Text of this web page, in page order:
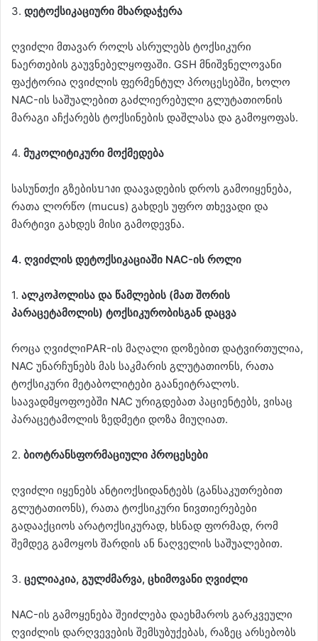
3. დეტოქსიკაციური მხარდაჭერა
ღვიძლი მთავარ როლს ასრულებს ტოქსიკური
ნაერთების გაუვნებელყოფაში. GSH მნიშვნელოვანი
ფაქტორია ღვიძლის ფერმენტულ პროცესებში, ხოლო
NAC-ის საშუალებით გაძლიერებული გლუტათიონის
მარაგი აჩქარებს ტოქსინების დაშლასა და გამოყოფას.
4. მუკოლიტიკური მოქმედება
სასუნთქი გზებისบางი დაავადების დროს გამოიყენება,
რათა ლორწო (mucus) გახდეს უფრო თხევადი და
მარტივი გახდეს მისი გამოდევნა.
4. ღვიძლის დეტოქსიკაციაში NAC-ის როლი
1. ალკოჰოლისა და წამლების (მათ შორის
პარაცეტამოლის) ტოქსიკურობისგან დაცვა
როცა ღვიძლიPAR-ის მაღალი დოზებით დატვირთულია,
NAC უნარჩუნებს მას საკმარის გლუტათიონს, რათა
ტოქსიკური მეტაბოლიტები გაანეიტრალოს.
საავადმყოფოებში NAC ურიგდებათ პაციენტებს, ვისაც
პარაცეტამოლის ზედმეტი დოზა მიუღიათ.
2. ბიოტრანსფორმაციული პროცესები
ღვიძლი იყენებს ანტიოქსიდანტებს (განსაკუთრებით
გლუტათიონს), რათა ტოქსიკური ნივთიერებები
გადააქციოს არატოქსიკურად, ხსნად ფორმად, რომ
შემდეგ გამოყოს შარდის ან ნაღველის საშუალებით.
3. ცელიაკია, გულძმარვა, ცხიმოვანი ღვიძლი
NAC-ის გამოყენება შეიძლება დაეხმაროს გარკვეული
ღვიძლის დარღვევების შემსუბუქებას, რაზეც არსებობს